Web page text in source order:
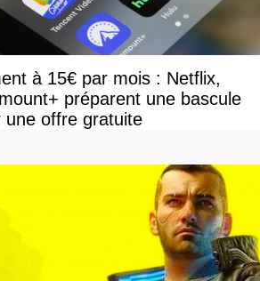
à 15€ par mois : Netflix,
préparent une bascule
offre gratuite